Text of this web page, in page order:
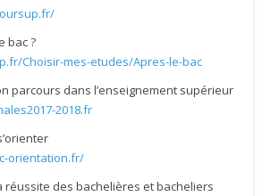
bac ?
Choisir-mes-etudes/Apres-le-bac
parcours dans l’enseignement supérieur
2018.fr
orientation.fr/
réussite des bachelières et bacheliers